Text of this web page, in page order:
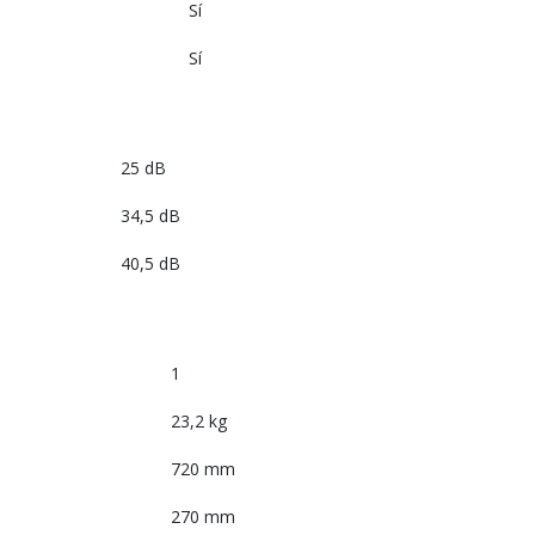
Sí
Sí
25 dB
34,5 dB
40,5 dB
1
23,2 kg
720 mm
270 mm